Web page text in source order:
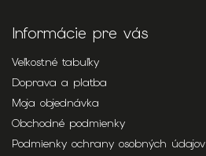
Informácie pre vás
Veľkostné tabuľky
Doprava a platba
Moja objednávka
Obchodné podmienky
Podmienky ochrany osobných údajov